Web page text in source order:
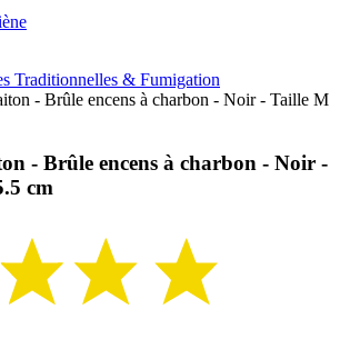
Traditionnelles & Fumigation
- Brûle encens à charbon - Noir - Taille M
- Brûle encens à charbon - Noir -
cm